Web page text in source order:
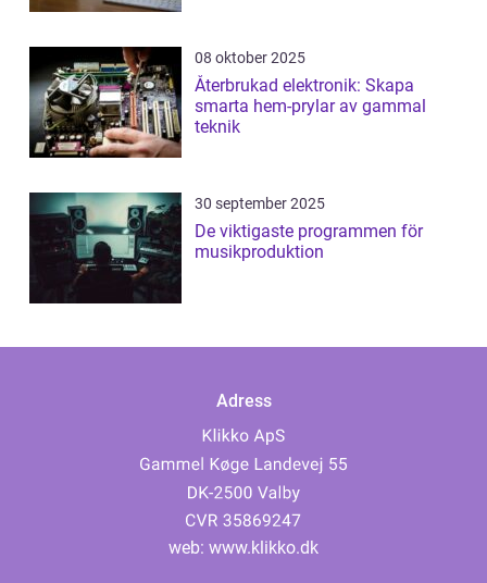
08 oktober 2025
Återbrukad elektronik: Skapa
smarta hem-prylar av gammal
teknik
30 september 2025
De viktigaste programmen för
musikproduktion
Adress
web: www.klikko.dk